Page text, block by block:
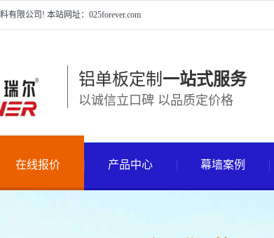
有限公司! 本站网址：025forever.com
铝单板定制 一站式服务
以诚信立口碑 以品质定价格
在线报价 产品中心 幕墙案例